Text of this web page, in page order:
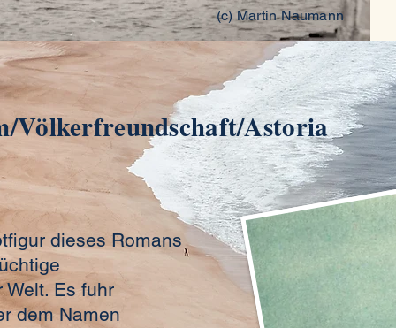
(c) Martin Naumann
dieses Romans
Es fuhr
dem Namen
Völkerfreundschaft/Astoria